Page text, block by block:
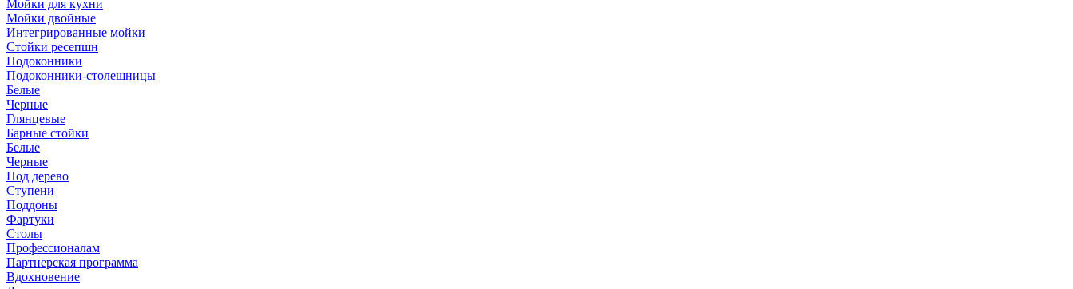
Мойки для кухни
Мойки двойные
Интегрированные мойки
Стойки ресепшн
Подоконники
Подоконники-столешницы
Белые
Черные
Глянцевые
Барные стойки
Белые
Черные
Под дерево
Ступени
Поддоны
Фартуки
Столы
Профессионалам
Партнерская программа
Вдохновение